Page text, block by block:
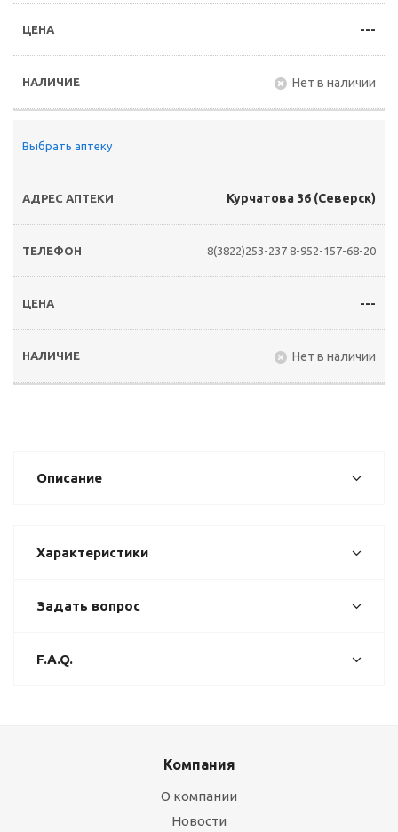
---
Нет в наличии
Выбрать аптеку
Курчатова 36 (Северск)
8(3822)253-237 8-952-157-68-20
---
Нет в наличии
Описание
Характеристики
Задать вопрос
F.A.Q.
Компания
О компании
Новости